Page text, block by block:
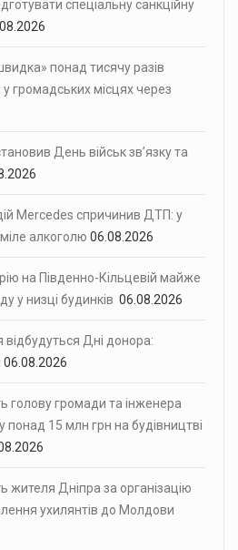
спеціальну санкційну
понад тисячу разів
громадських місцях через
День військ зв’язку та
Mercedes спричинив ДТП: у
алкоголю 06.08.2026
на Південно-Кільцевій майже
у низці будинків 06.08.2026
відбудуться Дні донора:
06.08.2026
голову громади та інженера
понад 15 млн грн на будівництві
жителя Дніпра за організацію
ухилянтів до Молдови